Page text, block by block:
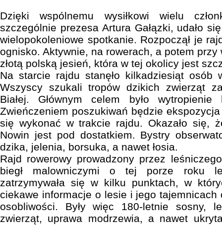
Dzięki wspólnemu wysiłkowi wielu
szczególnie prezesa Artura Gałązki, udało
wielopokoleniowe spotkanie. Rozpoczął je
ognisko. Aktywnie, na rowerach, a potem przy
złotą polską jesień, która w tej okolicy jest
Na starcie rajdu stanęło kilkadziesiąt
Wszyscy szukali tropów dzikich zwierząt
Białej. Głównym celem było
Zwieńczeniem poszukiwań będzie
się wykonać w trakcie rajdu. Okazało się,
Nowin jest pod dostatkiem. Bystry
dzika, jelenia, borsuka, a nawet łosia.
Rajd rowerowy prowadzony przez
biegł malowniczymi o tej porze roku
zatrzymywała się w kilku punktach, w
ciekawe informacje o lesie i jego tajemnicach
osobliwości. Były więc 180-letnie sosny,
zwierząt, uprawa modrzewia, a nawet